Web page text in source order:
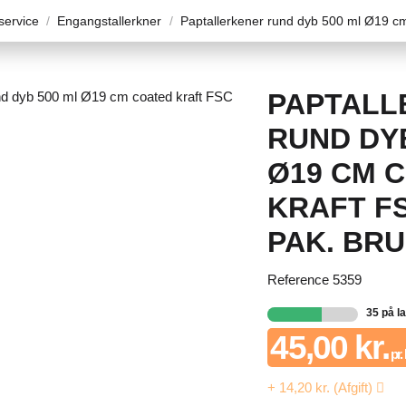
Engangstallerkner Paptallerkener rund dyb 500 ml Ø19
RUND
Ø19 CM
KRAFT
PAK.
Reference 5359
35 på
45,00 kr.pr.
+ 14,20 kr. (Afgift)